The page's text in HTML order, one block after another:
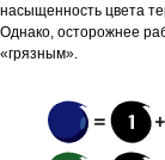
насыщенность цвета
Однако, осторожнее
«грязным».